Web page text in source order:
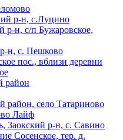
р-н, с.Луцино
н, с/п Бужаровское,
н, с. Пешково
пос., вблизи деревни
село Татариново
Лайф
Заокский р-н, с. Савино
Сосенское, тер. д.